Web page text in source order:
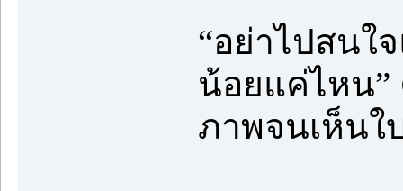
“อย่าไปสนใ
น้อยแค่ไหน
ภาพจนเห็นใ